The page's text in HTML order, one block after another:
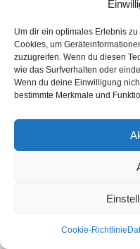
Um dir ein optimales Erlebnis
Cookies, um
zuzugreifen. Wenn du diesen
wie das Surfverhalten oder
Wenn du deine Einwilligung
bestimmte Merkmale und
Cookie-Richtlinie
Senelerdir Almanya´da bir
değil mi? 2006´da Almanya
Almanya´nın ve Avrupa´nın bir
© Öztürk